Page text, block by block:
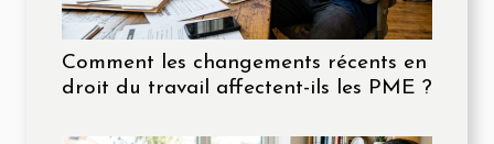
Comment les changements récents en
droit du travail affectent-ils les PME ?